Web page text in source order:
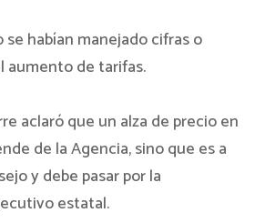
se habían manejado cifras o
aumento de tarifas.
aclaró que un alza de precio en
de la Agencia, sino que es a
y debe pasar por la
estatal.